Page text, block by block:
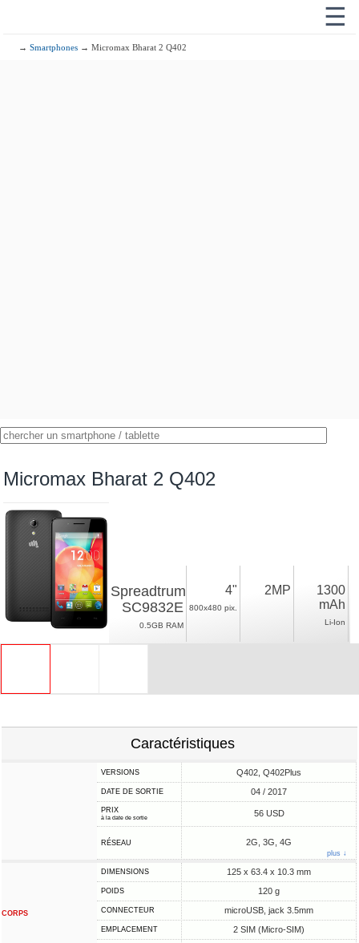
☰
→Smartphones → Micromax Bharat 2 Q402
Micromax Bharat 2 Q402
Spreadtrum
SC9832E
0.5GB RAM
4"
800x480 pix.
2MP
1300
mAh
Li-Ion
Caractéristiques
VERSIONS Q402, Q402Plus
DATE DE SORTIE 04 / 2017
PRIX
à la date de sortie 56 USD
RÉSEAU 2G, 3G, 4G
plus ↓
CORPS
DIMENSIONS 125 x 63.4 x 10.3 mm
POIDS 120 g
CONNECTEUR microUSB, jack 3.5mm
EMPLACEMENT 2 SIM (Micro-SIM)